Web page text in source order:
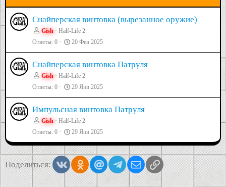
Снайперская винтовка (вырезанное оружие)
Gish
Half-Life 2
Ответы 0 20 Фев 2025
Снайперская винтовка Патруля
Gish
Half-Life 2
Ответы 0 29 Янв 2025
Импульсная винтовка Патруля
Gish
Half-Life 2
Ответы 0 29 Янв 2025
Поделиться: VkontakteOdnoklassniki
Mail.ruTelegramЭлектронная почта
Ссылка